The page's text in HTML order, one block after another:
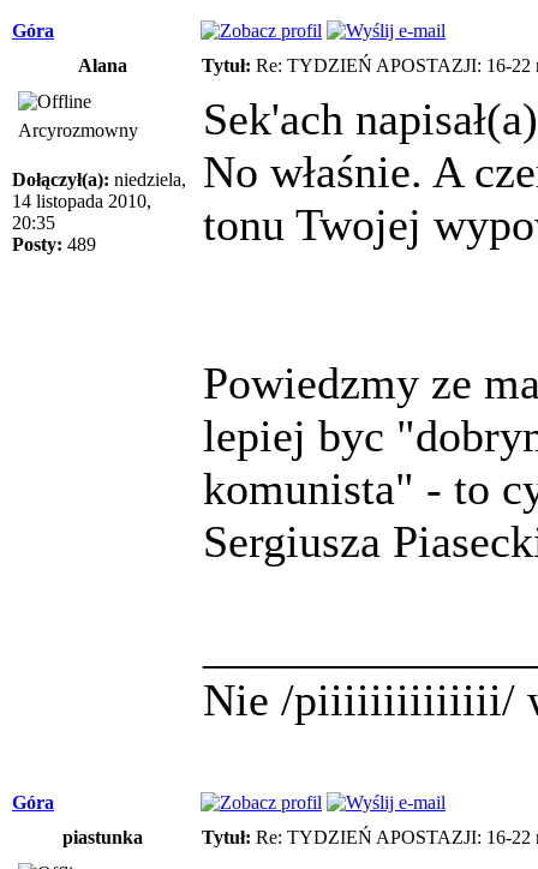
Góra
Alana
Tytuł: Re: TYDZIEŃ APOSTAZJI: 16-22
Arcyrozmowny
Dołączył(a): niedziela,
14 listopada 2010,
20:35
Posty: 489
Sek'ach
No właśnie. A
tonu Twojej
Powiedzmy ze
lepiej byc
komunista" - to
Sergiusza
Nie /piiiiiiiiiiiiii/
Góra
piastunka
Tytuł: Re: TYDZIEŃ APOSTAZJI: 16-22